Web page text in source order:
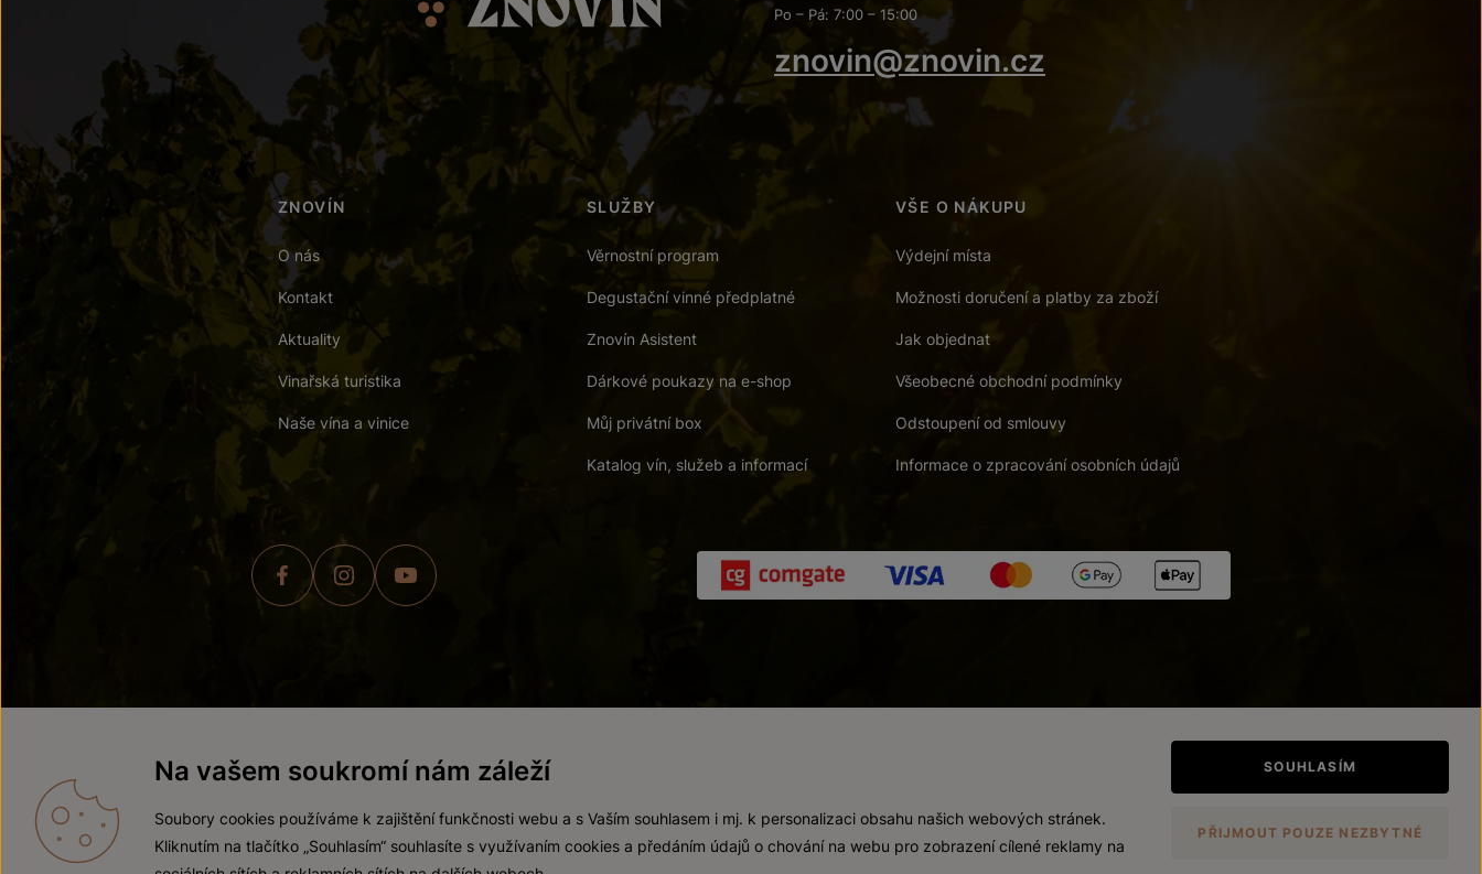
Po – Pá: 7:00 – 15:00
znovin@znovin.cz
ZNOVÍN
O nás
Kontakt
Aktuality
Vinařská turistika
Naše vína a vinice
SLUŽBY
Věrnostní program
Degustační vinné předplatné
Znovín Asistent
Dárkové poukazy na e-shop
Můj privátní box
Katalog vín, služeb a informací
VŠE O NÁKUPU
Výdejní místa
Možnosti doručení a platby za zboží
Jak objednat
Všeobecné obchodní podmínky
Odstoupení od smlouvy
Informace o zpracování osobních údajů
Zákaz prodeje alkoholických nápojů osobám mladším 18 let.
Vytvořil webProgress
Na vašem soukromí nám záleží
Soubory cookies používáme k zajištění funkčnosti webu a s Vaším souhlasem i mj. k personalizaci obsahu našich webových stránek.
Kliknutím na tlačítko „Souhlasím“ souhlasíte s využívaním cookies a předáním údajů o chování na webu pro zobrazení cílené reklamy na
SOUHLASÍM
PŘIJMOUT POUZE NEZBYTNÉ